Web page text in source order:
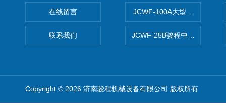
在线留言
联系我们
JCWF-100A大型中药材超微
JCWF-25B骏程中草药超细粉
Copyright © 2026 济南骏程机械设备有限公司 版权所有